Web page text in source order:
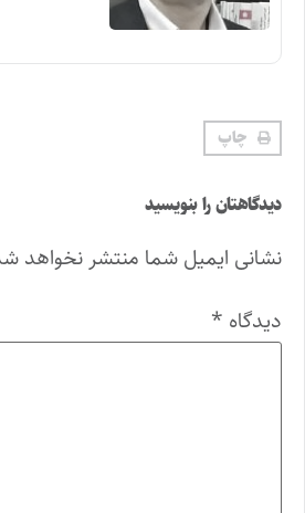
چاپ
دیدگاهتان را بنویسید
نشانی ایمیل شما منتشر نخواهد
دیدگاه *